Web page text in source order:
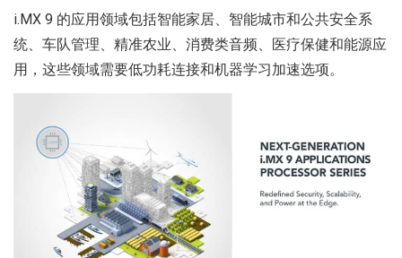
i.MX 9 的应用领域包括智能家居、智能城市和公共安全系
统、车队管理、精准农业、消费类音频、医疗保健和能源应
用，这些领域需要低功耗连接和机器学习加速选项。